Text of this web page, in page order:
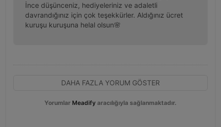
İnce düşünceniz, hediyeleriniz ve adaletli
davrandığınız için çok teşekkürler. Aldığınız ücret
kuruşu kuruşuna helal olsun🌸
DAHA FAZLA YORUM GÖSTER
Yorumlar Meadify aracılığıyla sağlanmaktadır.